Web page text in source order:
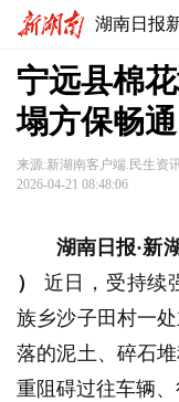
湖南日报
宁远县棉
塌方保畅通
来源:新湖南客户端.民生资
2026-04-21 08:48:06
湖南日报·新
）
近日，受持续
族乡沙子田村一
落的泥土、碎石
重阻碍过往车辆、